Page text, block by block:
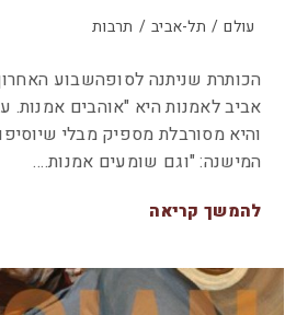
עולם / תל-אביב / תרבות
הכותרת שניתנה לסופהשבוע
אביב לאמנות היא "אוהבים אמנות.
והיא מסורבלת מספיק מבלי
המישנה: "וגם שומעים אמנות.…
להמשך קריאה